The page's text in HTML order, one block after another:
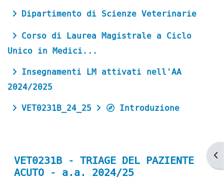
Dipartimento di Scienze Veterinarie
Corso di Laurea Magistrale a Ciclo
Unico in Medici...
Insegnamenti LM attivati nell'AA
2024/2025
VET0231B_24_25
Introduzione
VET0231B - TRIAGE DEL PAZIENTE
ACUTO - a.a. 2024/25